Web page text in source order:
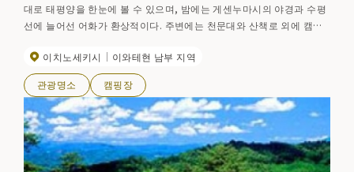
대로 태평양을 한눈에 볼 수 있으며, 밤에는 게센누마시의 야경과 수평
선에 늘어선 어화가 환상적이다. 주변에는 천문대와 산책로 외에 캠프
이치노세키시
이와테현 남부 지역
관광명소 캠핑장